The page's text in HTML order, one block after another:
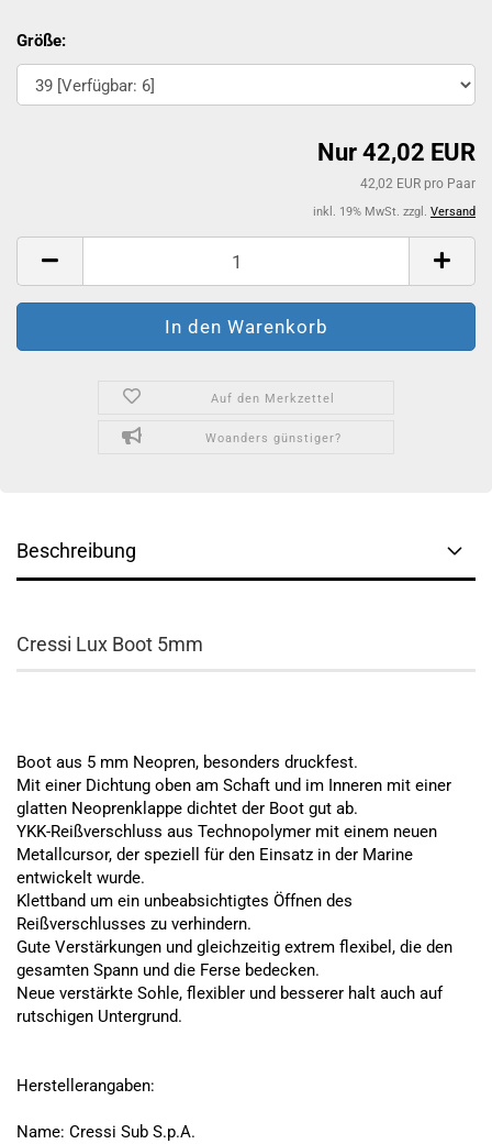
Größe:
Nur 42,02 EUR
42,02 EUR pro Paar
inkl. 19% MwSt. zzgl. Versand
Auf den Merkzettel
Woanders günstiger?
Beschreibung
Cressi Lux Boot 5mm
Boot aus 5 mm Neopren, besonders druckfest.
Mit einer Dichtung oben am Schaft und im Inneren mit einer
glatten Neoprenklappe dichtet der Boot gut ab.
YKK-Reißverschluss aus Technopolymer mit einem neuen
Metallcursor, der speziell für den Einsatz in der Marine
entwickelt wurde.
Klettband um ein unbeabsichtigtes Öffnen des
Reißverschlusses zu verhindern.
Gute Verstärkungen und gleichzeitig extrem flexibel, die den
gesamten Spann und die Ferse bedecken.
Neue verstärkte Sohle, flexibler und besserer halt auch auf
rutschigen Untergrund.
Herstellerangaben:
Name: Cressi Sub S.p.A.